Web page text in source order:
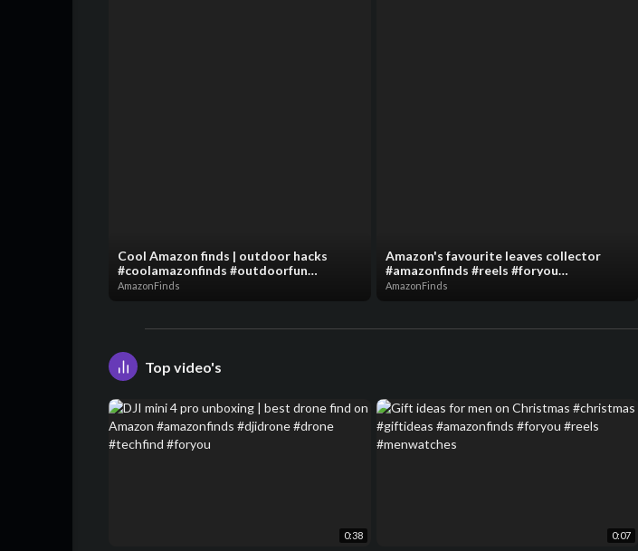
Cool Amazon finds | outdoor hacks
#coolamazonfinds #outdoorfun
#outdoorhacks #foryou #reels
AmazonFinds
Amazon's favourite leaves collector
#amazonfinds #reels #foryou
#amazonfavorites #outdoorfinds
AmazonFinds
Top video's
0:38 0:07